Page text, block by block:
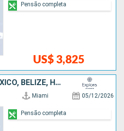
US$ 3,825
Pensão completa
ESTADOS UNIDOS, MÉXICO, BELIZE, HONDURAS
Miami 05/12/2026
Pensão completa